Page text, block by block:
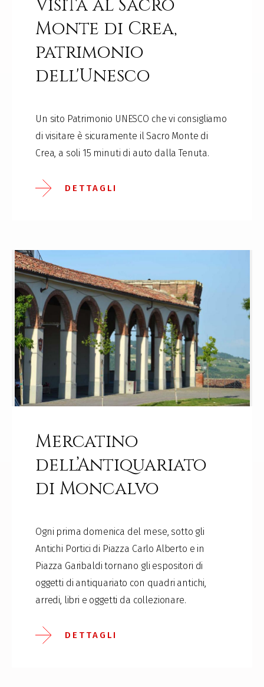
Visita al Sacro
Monte di Crea,
patrimonio
dell'Unesco
Un sito Patrimonio UNESCO che vi consigliamo
di visitare è sicuramente il Sacro Monte di
Crea, a soli 15 minuti di auto dalla Tenuta.
DETTAGLI
Mercatino
dell’Antiquariato
di Moncalvo
Ogni prima domenica del mese, sotto gli
Antichi Portici di Piazza Carlo Alberto e in
Piazza Garibaldi tornano gli espositori di
oggetti di antiquariato con quadri antichi,
arredi, libri e oggetti da collezionare.
DETTAGLI